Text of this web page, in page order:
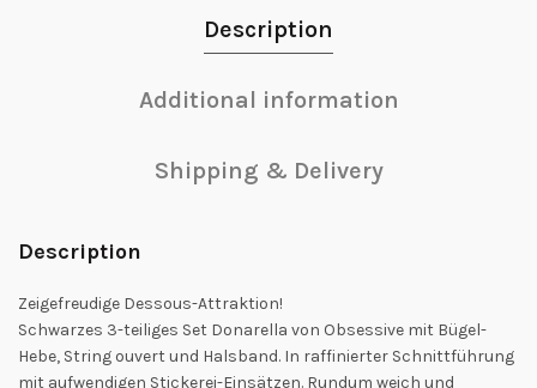
Description
Additional information
Shipping & Delivery
Description
Zeigefreudige Dessous-Attraktion!
Schwarzes 3-teiliges Set Donarella von Obsessive mit Bügel-
Hebe, String ouvert und Halsband. In raffinierter Schnittführung
mit aufwendigen Stickerei-Einsätzen. Rundum weich und